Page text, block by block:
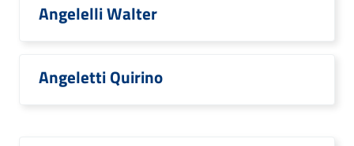
Angelelli Walter
Angeletti Quirino